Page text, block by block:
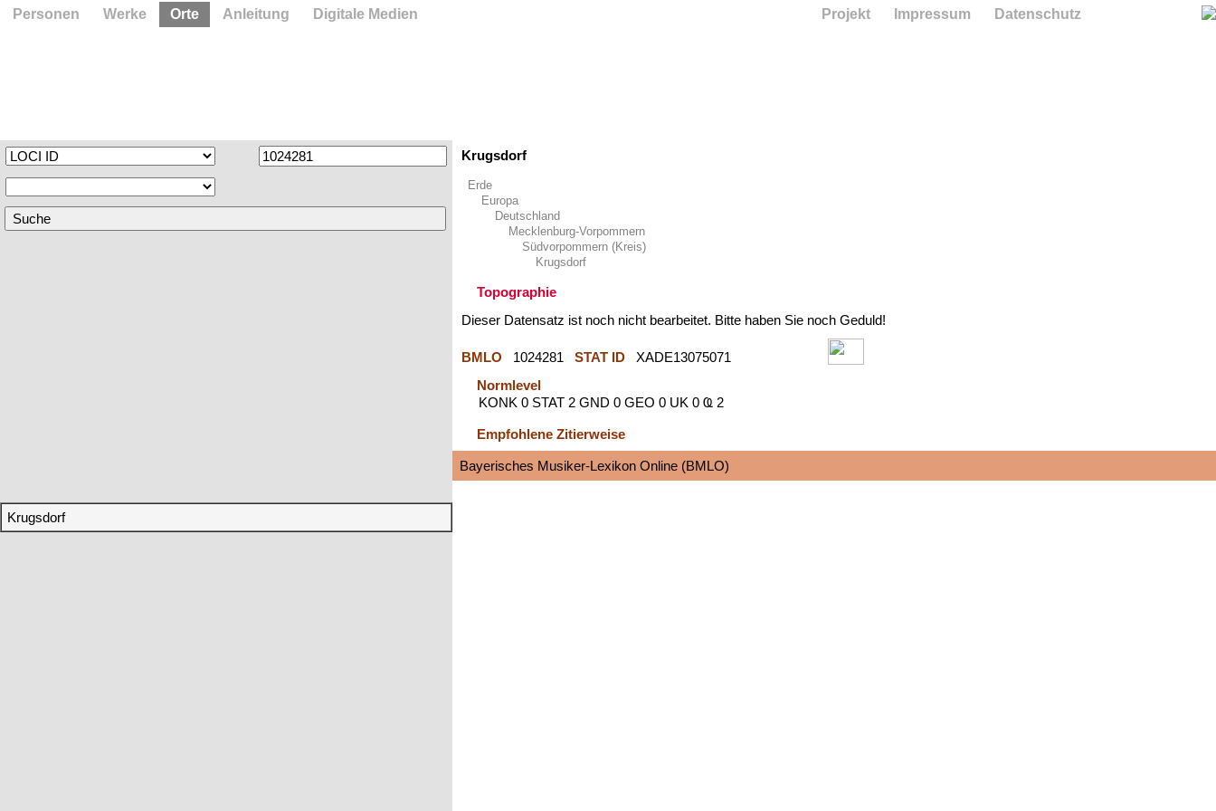
Krugsdorf
Krugsdorf
Erde
Europa
Deutschland
Mecklenburg-Vorpommern
Südvorpommern (Kreis)
Krugsdorf
Topographie
Dieser Datensatz ist noch nicht bearbeitet. Bitte haben Sie noch Geduld!
BMLO 1024281 STAT ID
XADE13075071
Normlevel
KONK 0 STAT 2 GND 0 GEO 0 UK 0 Ҩ 2
Empfohlene Zitierweise
Bayerisches Musiker-Lexikon Online (BMLO)
Personen Werke Orte Anleitung Digitale Medien Projekt Impressum Datenschutz